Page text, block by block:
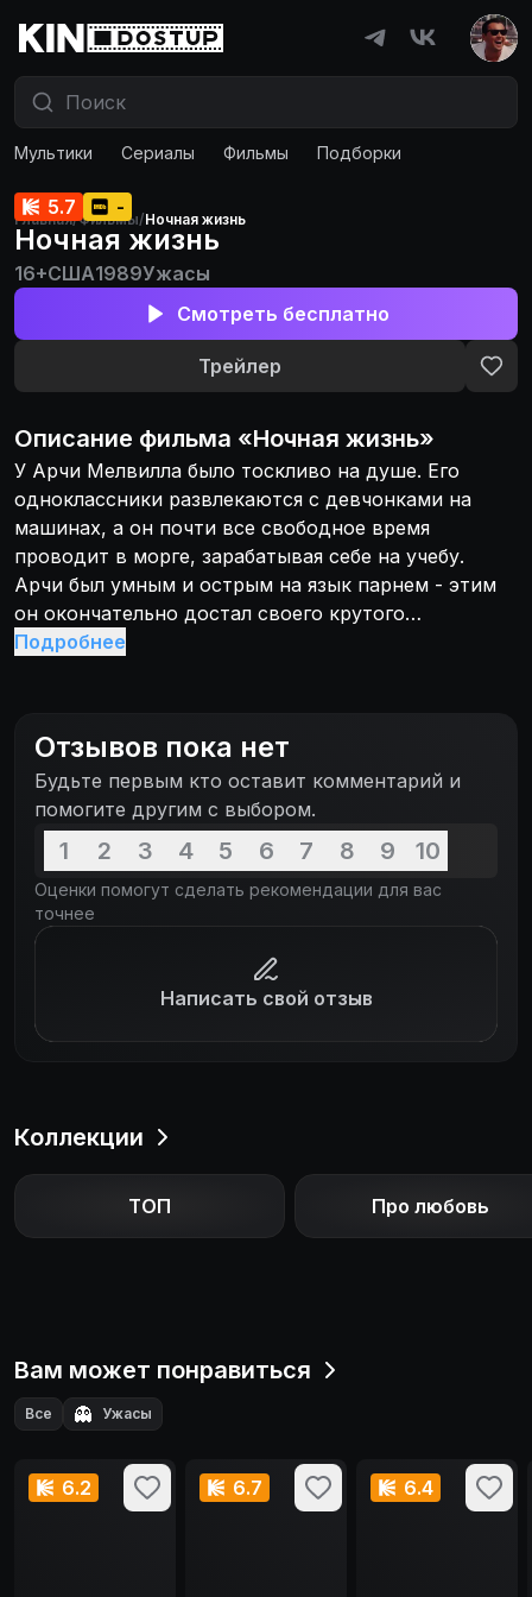
Мультики Сериалы Фильмы Подборки
Главная/Фильмы/Ночная жизнь
5.7 -
Ночная жизнь
16+США1989Ужасы
Смотреть бесплатно
Трейлер
Описание фильма «Ночная жизнь»
У Арчи Мелвилла было тоскливо на душе. Его
одноклассники развлекаются с девчонками на
машинах, а он почти все свободное время
проводит в морге, зарабатывая себе на учебу.
Арчи был умным и острым на язык парнем - этим
он окончательно достал своего крутого
одноклассника Роджера, который вместе с
аварию, и их тела привозят в морг к Арчи. Вот тут
они и добрались до парня по-настоящему...
Подробнее
Отзывов пока нет
Будьте первым кто оставит комментарий и
помогите другим с выбором.
1 2 3 4 5 6 7 8 9 10
Оценки помогут сделать рекомендации для вас
точнее
Написать свой отзыв
Коллекции
ТОП Про любовь
Вам может понравиться
Все 👻 Ужасы
6.2 6.7 6.4